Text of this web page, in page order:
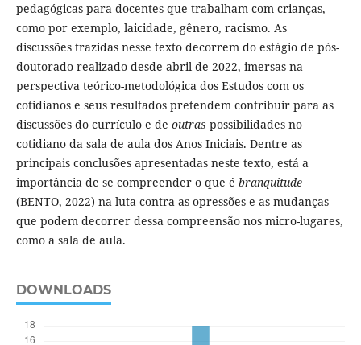
pedagógicas para docentes que trabalham com crianças,
como por exemplo, laicidade, gênero, racismo. As
discussões trazidas nesse texto decorrem do estágio de pós-
doutorado realizado desde abril de 2022, imersas na
perspectiva teórico-metodológica dos Estudos com os
cotidianos e seus resultados pretendem contribuir para as
discussões do currículo e de outras possibilidades no
cotidiano da sala de aula dos Anos Iniciais. Dentre as
principais conclusões apresentadas neste texto, está a
importância de se compreender o que é branquitude
(BENTO, 2022) na luta contra as opressões e as mudanças
que podem decorrer dessa compreensão nos micro-lugares,
como a sala de aula.
DOWNLOADS